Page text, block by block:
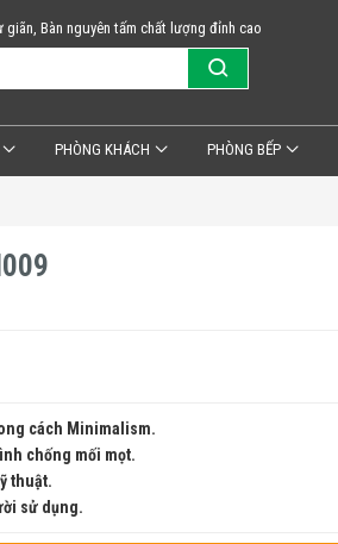
giãn, Bàn nguyên tấm chất lượng đỉnh cao
PHÒNG KHÁCH PHÒNG BẾP
cách Minimalism.
chống mối mọt.
thuật.
sử dụng.